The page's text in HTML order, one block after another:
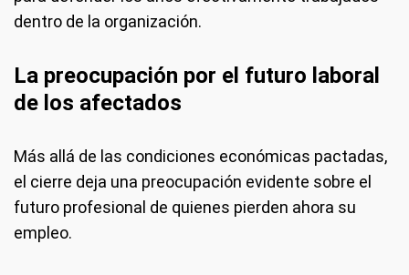
dentro de la organización.
La preocupación por el futuro laboral
de los afectados
Más allá de las condiciones económicas pactadas,
el cierre deja una preocupación evidente sobre el
futuro profesional de quienes pierden ahora su
empleo.